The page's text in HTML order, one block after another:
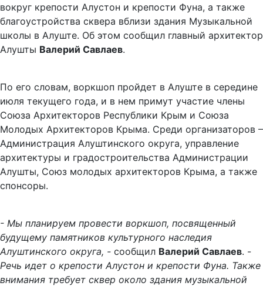
вокруг крепости Алустон и крепости Фуна, а также
благоустройства сквера вблизи здания Музыкальной
школы в Алуште. Об этом сообщил главный архитектор
Алушты Валерий Савлаев.
По его словам, воркшоп пройдет в Алуште в середине
июля текущего года, и в нем примут участие члены
Союза Архитекторов Республики Крым и Союза
Молодых Архитекторов Крыма. Среди организаторов –
Администрация Алуштинского округа, управление
архитектуры и градостроительства Администрации
Алушты, Союз молодых архитекторов Крыма, а также
спонсоры.
- Мы планируем провести воркшоп, посвященный
будущему памятников культурного наследия
Алуштинского округа, - сообщил Валерий Савлаев. -
Речь идет о крепости Алустон и крепости Фуна. Также
внимания требует сквер около здания музыкальной